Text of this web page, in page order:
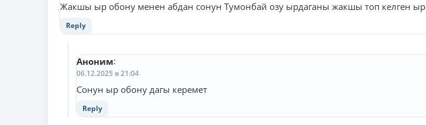
Жакшы ыр обону менен абдан сонун Тумонбай озу ырдаганы жакшы топ келген ыр
Reply
Аноним:
06.12.2025 в 21:04
Сонун ыр обону дагы керемет
Reply